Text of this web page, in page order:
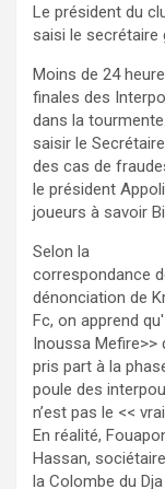
Le président du
saisi le
Moins de 24
finales des
dans la
saisir le
des cas de
le président
joueurs à savoir
Selon la
correspondance
dénonciation de
Fc, on apprend
Inoussa Mefire>>
pris part à la
poule des
n’est pas le <<
En réalité,
Hassan,
la Colombe du